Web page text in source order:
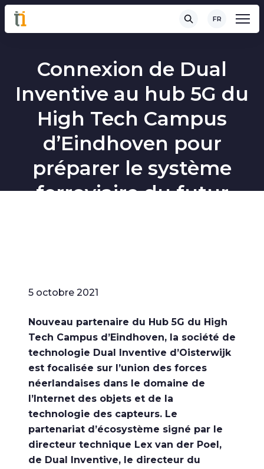
FR
Connexion de Dual
Inventive au hub 5G du
High Tech Campus
d’Eindhoven pour
préparer le système
ferroviaire du futur
5 octobre 2021
Nouveau partenaire du Hub 5G du High
Tech Campus d’Eindhoven, la société de
technologie Dual Inventive d’Oisterwijk
est focalisée sur l’union des forces
néerlandaises dans le domaine de
l’Internet des objets et de la
technologie des capteurs. Le
partenariat d’écosystème signé par le
directeur technique Lex van der Poel,
de Dual Inventive, le directeur du